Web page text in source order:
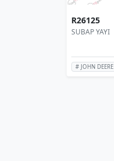
R26125
SUBAP YAYI
# JOHN DEERE